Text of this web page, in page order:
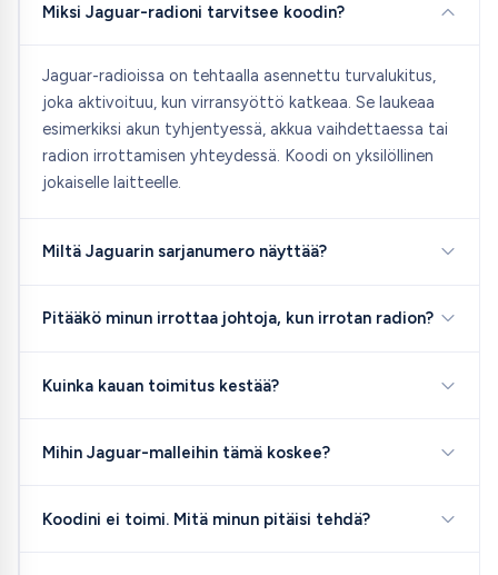
Miksi Jaguar-radioni tarvitsee koodin?
Jaguar-radioissa on tehtaalla asennettu turvalukitus,
joka aktivoituu, kun virransyöttö katkeaa. Se laukeaa
esimerkiksi akun tyhjentyessä, akkua vaihdettaessa tai
radion irrottamisen yhteydessä. Koodi on yksilöllinen
jokaiselle laitteelle.
Miltä Jaguarin sarjanumero näyttää?
Pitääkö minun irrottaa johtoja, kun irrotan radion?
Kuinka kauan toimitus kestää?
Mihin Jaguar-malleihin tämä koskee?
Koodini ei toimi. Mitä minun pitäisi tehdä?